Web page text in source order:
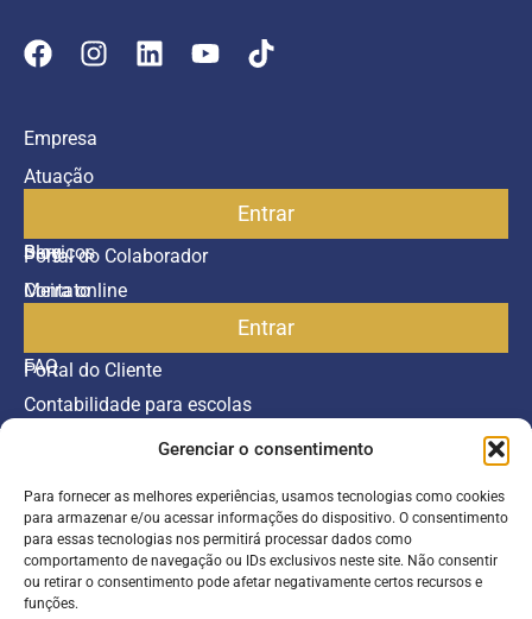
Gerenciar o consentimento
Para fornecer as melhores experiências, usamos tecnologias como cookies
para armazenar e/ou acessar informações do dispositivo. O consentimento
para essas tecnologias nos permitirá processar dados como
comportamento de navegação ou IDs exclusivos neste site. Não consentir
ou retirar o consentimento pode afetar negativamente certos recursos e
funções.
Empresa
Atuação
Blog
Contato
Portal do Colaborador
Entrar
Serviços
Meira online
FAQ
Contabilidade para escolas
Portal do Cliente
Entrar
©2026 Todos os direitos reservados.
Política de Privacidade